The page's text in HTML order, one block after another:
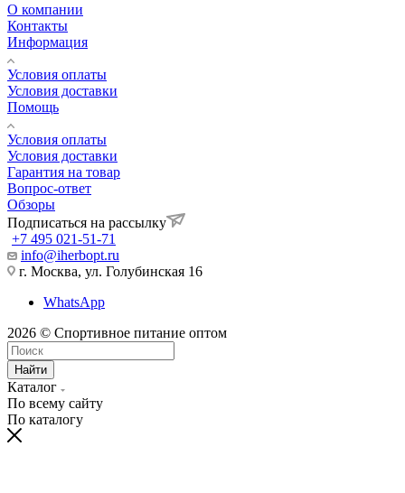
О компании
Контакты
Информация
Условия оплаты
Условия доставки
Помощь
Условия оплаты
Условия доставки
Гарантия на товар
Вопрос-ответ
Обзоры
Подписаться на рассылку
+7 495 021-51-71
info@iherbopt.ru
г. Москва, ул. Голубинская 16
WhatsApp
2026 © Спортивное питание оптом
Найти
Каталог
По всему сайту
По каталогу